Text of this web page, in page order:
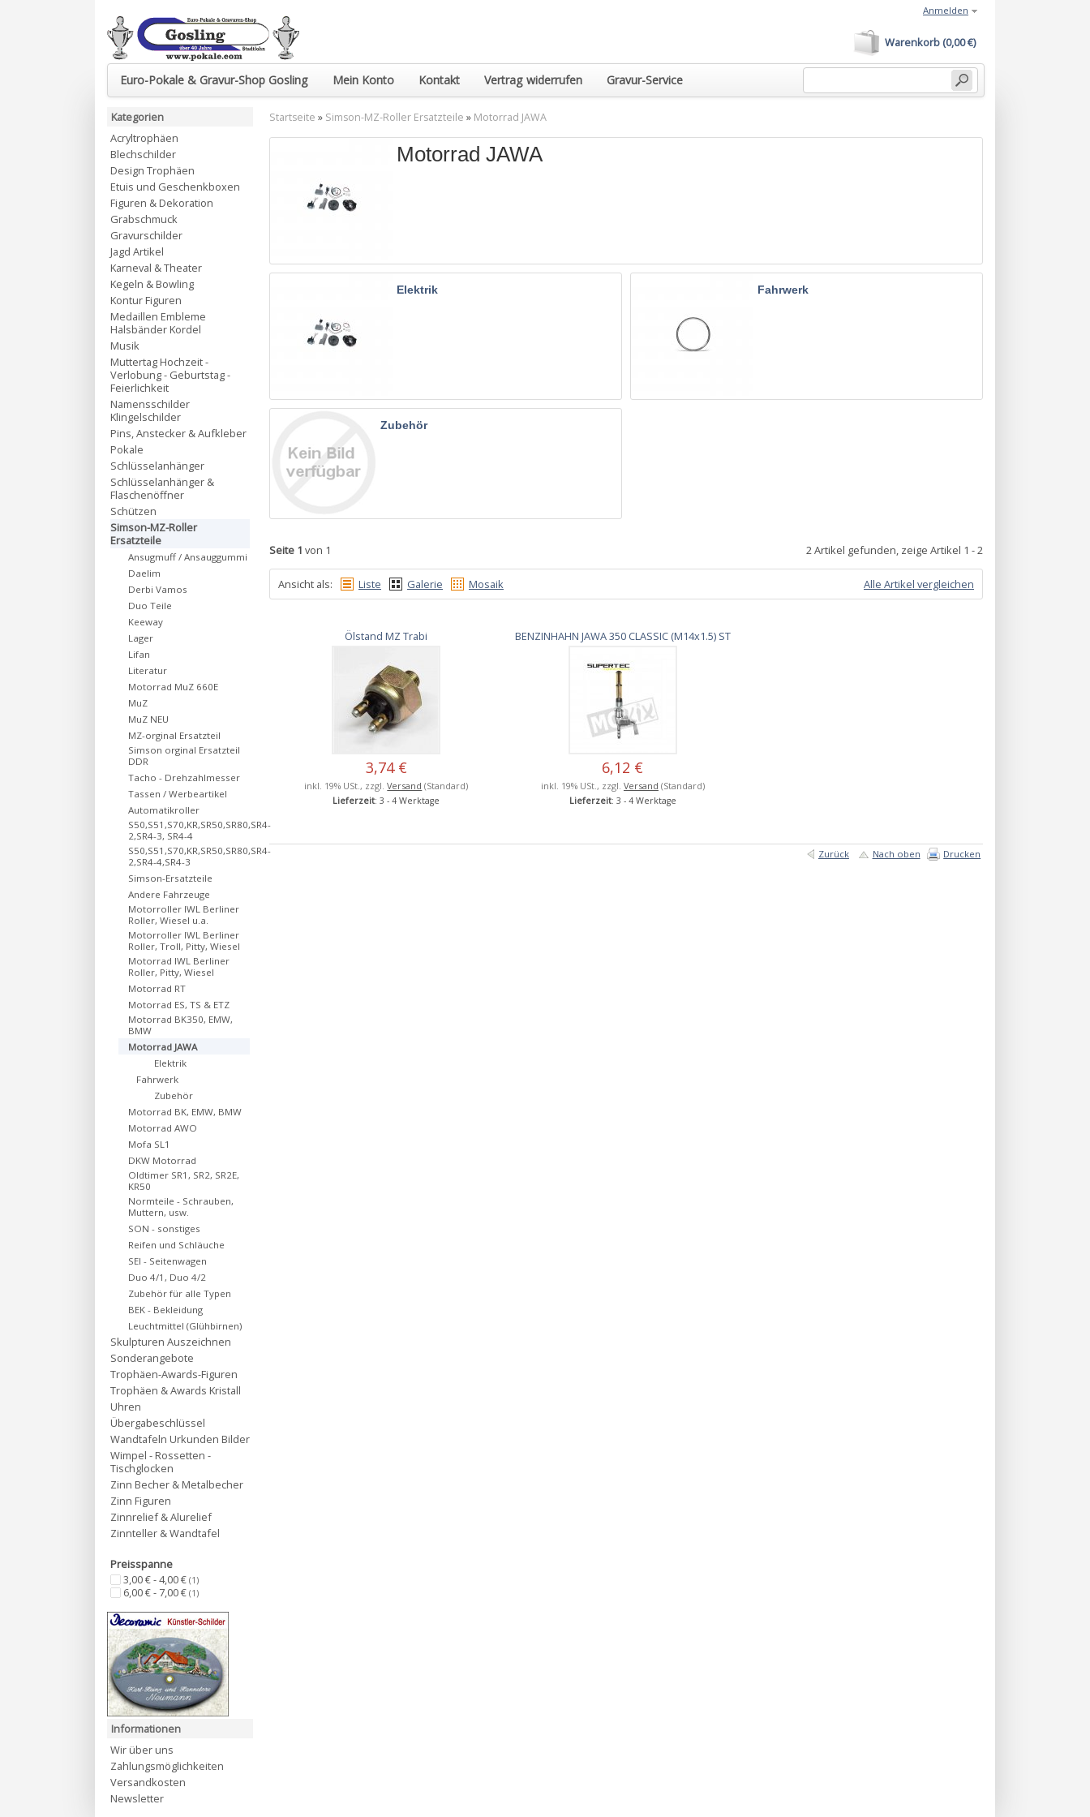
Euro-Pokale & Gravur-Shop Gosling Mein Konto Kontakt Vertrag widerrufen Gravur-Service
Warenkorb (0,00 €)
Anmelden
Startseite » Simson-MZ-Roller Ersatzteile » Motorrad JAWA
Motorrad JAWA
Elektrik Fahrwerk
Zubehör
Seite 1 von 1 2 Artikel gefunden, zeige Artikel 1 - 2
Ansicht als: Liste Galerie Mosaik Alle Artikel vergleichen
Ölstand MZ Trabi
3,74 €
inkl. 19% USt., zzgl.Versand (Standard)
Lieferzeit: 3 - 4 Werktage
BENZINHAHN JAWA 350 CLASSIC (M14x1.5) ST
6,12 €
inkl. 19% USt., zzgl. Versand (Standard)
Lieferzeit: 3 - 4 Werktage
Zurück Nach oben Drucken
Kategorien
Acryltrophäen
Blechschilder
Design Trophäen
Etuis und Geschenkboxen
Figuren & Dekoration
Grabschmuck
Gravurschilder
Jagd Artikel
Karneval & Theater
Kegeln & Bowling
Kontur Figuren
Medaillen Embleme
Halsbänder Kordel
Musik
Muttertag Hochzeit -
Verlobung - Geburtstag -
Feierlichkeit
Namensschilder
Klingelschilder
Pins, Anstecker & Aufkleber
Pokale
Schlüsselanhänger
Schlüsselanhänger &
Flaschenöffner
Schützen
Simson-MZ-Roller
Ersatzteile
Ansugmuff / Ansauggummi
Daelim
Derbi Vamos
Duo Teile
Keeway
Lager
Lifan
Literatur
Motorrad MuZ 660E
MuZ
MuZ NEU
MZ-orginal Ersatzteil
Simson orginal Ersatzteil
DDR
Tacho - Drehzahlmesser
Tassen / Werbeartikel
Automatikroller
S50,S51,S70,KR,SR50,SR80,SR4-
2,SR4-3, SR4-4
S50,S51,S70,KR,SR50,SR80,SR4-
2,SR4-4,SR4-3
Simson-Ersatzteile
Andere Fahrzeuge
Motorroller IWL Berliner
Roller, Wiesel u.a.
Motorroller IWL Berliner
Roller, Troll, Pitty, Wiesel
Motorrad IWL Berliner
Roller, Pitty, Wiesel
Motorrad RT
Motorrad ES, TS & ETZ
Motorrad BK350, EMW,
BMW
Motorrad JAWA
Elektrik
Fahrwerk
Zubehör
Motorrad BK, EMW, BMW
Motorrad AWO
Mofa SL1
DKW Motorrad
Oldtimer SR1, SR2, SR2E,
KR50
Normteile - Schrauben,
Muttern, usw.
SON - sonstiges
Reifen und Schläuche
SEI - Seitenwagen
Duo 4/1, Duo 4/2
Zubehör für alle Typen
BEK - Bekleidung
Leuchtmittel (Glühbirnen)
Skulpturen Auszeichnen
Sonderangebote
Trophäen-Awards-Figuren
Trophäen & Awards Kristall
Uhren
Übergabeschlüssel
Wandtafeln Urkunden Bilder
Wimpel - Rossetten -
Tischglocken
Zinn Becher & Metalbecher
Zinn Figuren
Zinnrelief & Alurelief
Zinnteller & Wandtafel
Preisspanne
3,00 € - 4,00 € (1)
6,00 € - 7,00 € (1)
Informationen
Wir über uns
Zahlungsmöglichkeiten
Versandkosten
Newsletter